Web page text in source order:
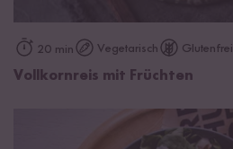
20 min Vegetarisch Glutenfrei
Vollkornreis mit Früchten